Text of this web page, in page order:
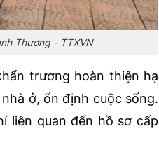
Thương - TTXVN
trương hoàn thiện hạ
ở, ổn định cuộc sống.
liên quan đến hồ sơ cấp